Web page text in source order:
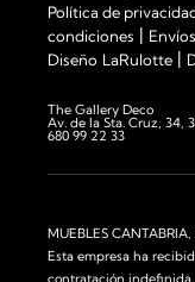
Política de
condiciones |
Diseño LaRulotte|
The Gallery Deco
Av. de la Sta. Cruz, 34,
680 99 22 33
MUEBLES CANTABRIA,
Esta empresa ha